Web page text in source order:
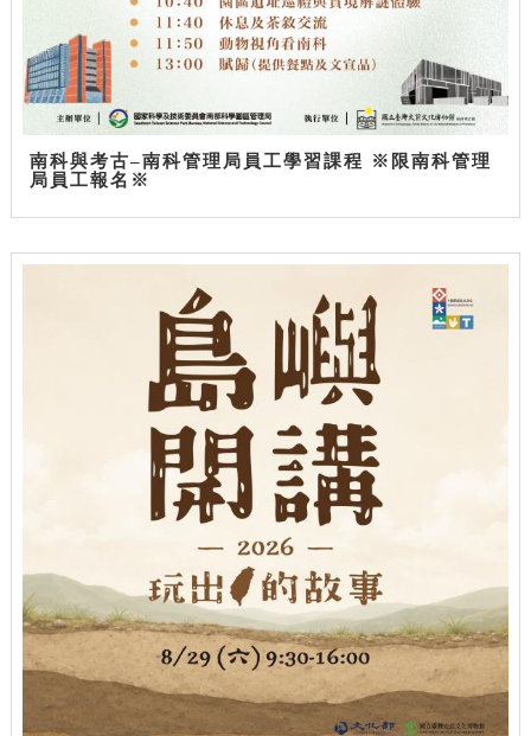
南科與考古–南科管理局員工學習課程 ※限南科管理
局員工報名※